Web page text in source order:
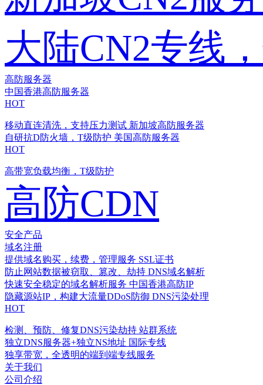
大陆CN2专线
高防服务器
中国香港高防服务器
HOT
移动直连清洗，支持压力测试 新加坡高防服务器
自研抗D防火墙，T级防护 美国高防服务器
HOT
高带宽负载均衡，T级防护
高防CDN
安全产品
域名注册
提供域名购买，续费，管理服务 SSL证书
防止网站数据被窃取、篡改、劫持 DNS域名解析
快速安全稳定的域名解析服务 中国香港高防IP
隐藏源站IP，构建大流量DDoS防御 DNS污染处理
HOT
检测、预防、修复DNS污染劫持 站群系统
独立DNS服务器+独立NS地址 国际专线
独享带宽，全透明的端到端专线服务
关于我们
公司介绍